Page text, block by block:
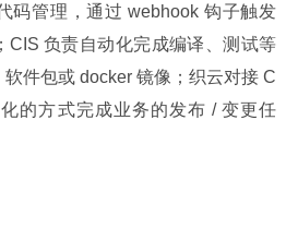
码管理，通过 webhook 钩子触发
CIS 负责自动化完成编译、测试等
件包或 docker 镜像；织云对接 C
的方式完成业务的发布 / 变更任